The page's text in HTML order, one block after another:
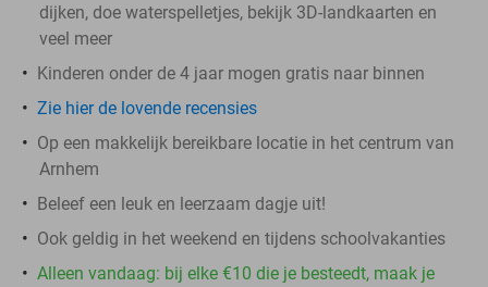
dijken, doe waterspelletjes, bekijk 3D-landkaarten en
veel meer
Kinderen onder de 4 jaar mogen gratis naar binnen
Zie hier de lovende recensies
Op een makkelijk bereikbare locatie in het centrum van
Arnhem
Beleef een leuk en leerzaam dagje uit!
Ook geldig in het weekend en tijdens schoolvakanties
Alleen vandaag: bij elke €10 die je besteedt, maak je